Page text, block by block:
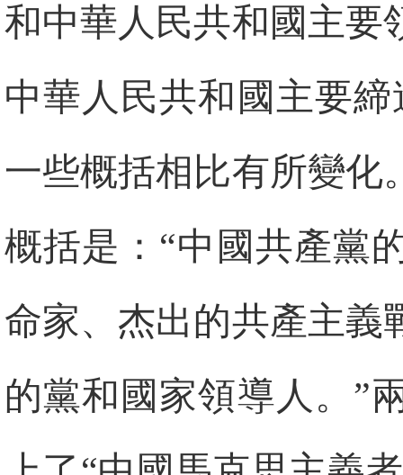
和中華人民共和國主要
中華人民共和國主要
一些概括相比有所變化
概括是：“中國共產黨
命家、杰出的共產主義
的黨和國家領導人。”